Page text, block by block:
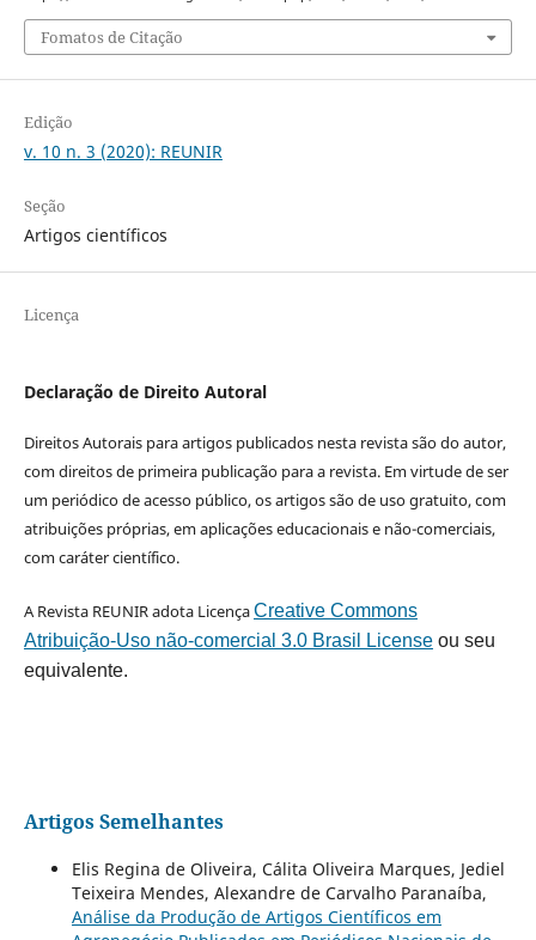
Fomatos de Citação
Edição
v. 10 n. 3 (2020): REUNIR
Seção
Artigos científicos
Licença
Declaração de Direito Autoral
Direitos Autorais para artigos publicados nesta revista são do autor,
com direitos de primeira publicação para a revista. Em virtude de ser
um periódico de acesso público, os artigos são de uso gratuito, com
atribuições próprias, em aplicações educacionais e não-comerciais,
com caráter científico.
A Revista REUNIR adota LicençaCreative Commons
Atribuição-Uso não-comercial 3.0 Brasil Licenseou seu
equivalente.
Artigos Semelhantes
Elis Regina de Oliveira, Cálita Oliveira Marques, Jediel
Teixeira Mendes, Alexandre de Carvalho Paranaíba,
Análise da Produção de Artigos Científicos em